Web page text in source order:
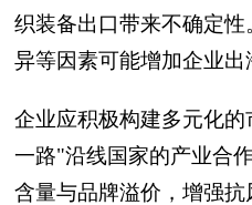
织装备出口带来不确定
异等因素可能增加企业出
企业应积极构建多元化
一路"沿线国家的产业合
含量与品牌溢价，增强抗